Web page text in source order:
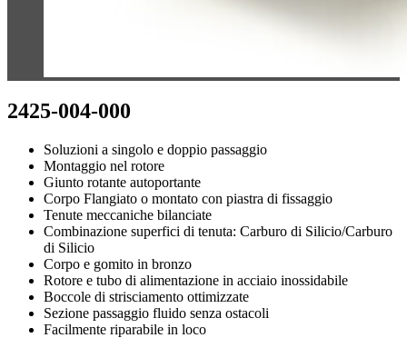
2425-004-000
Soluzioni a singolo e doppio passaggio
Montaggio nel rotore
Giunto rotante autoportante
Corpo Flangiato o montato con piastra di fissaggio
Tenute meccaniche bilanciate
Combinazione superfici di tenuta: Carburo di Silicio/Carburo
di Silicio
Corpo e gomito in bronzo
Rotore e tubo di alimentazione in acciaio inossidabile
Boccole di strisciamento ottimizzate
Sezione passaggio fluido senza ostacoli
Facilmente riparabile in loco